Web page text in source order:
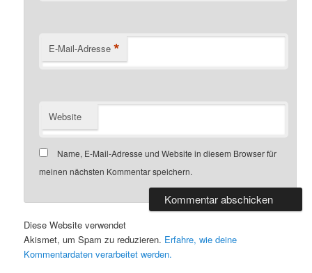
E-Mail-Adresse *
Website
Name, E-Mail-Adresse und Website in diesem Browser für
meinen nächsten Kommentar speichern.
Diese Website verwendet
Akismet, um Spam zu reduzieren. Erfahre, wie deine
Kommentardaten verarbeitet werden.